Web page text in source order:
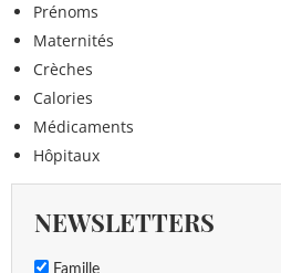
Prénoms
Maternités
Crèches
Calories
Médicaments
Hôpitaux
NEWSLETTERS